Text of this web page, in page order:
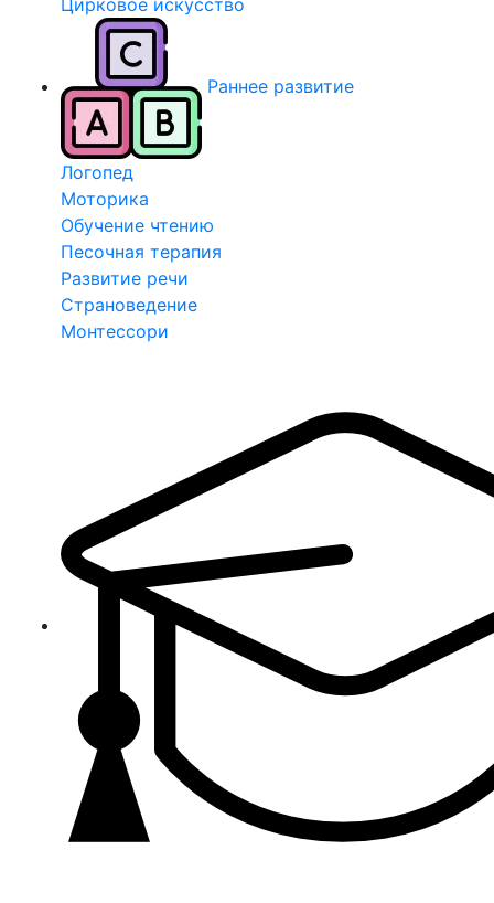
Цирковое искусство
Раннее развитие
Логопед
Моторика
Обучение чтению
Песочная терапия
Развитие речи
Страноведение
Монтессори